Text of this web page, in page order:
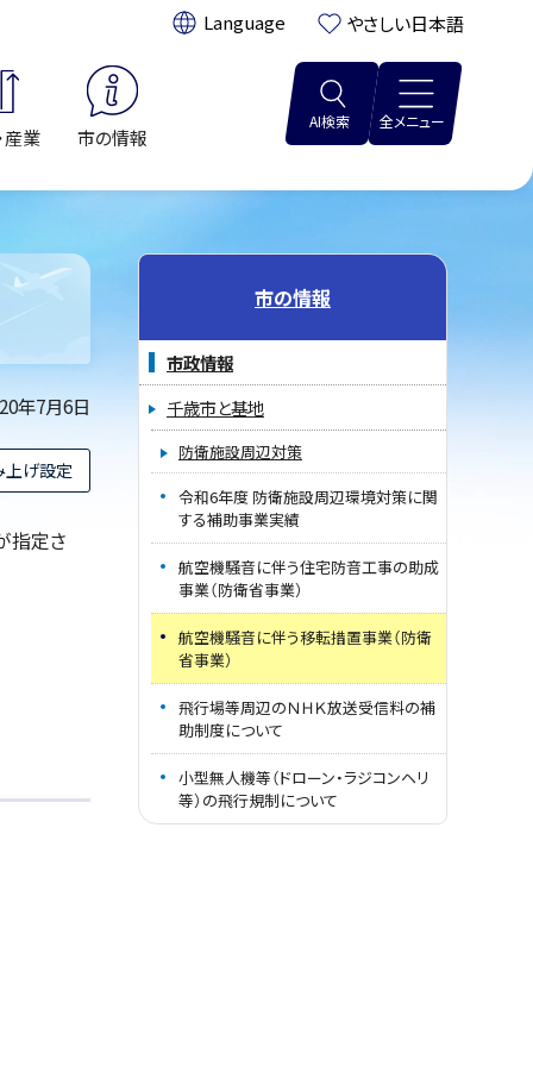
翻訳: やさしい日本語
産業 市の情報
AI検索 全メニュー
年7月6日
上げ設定
指定さ
市の情報
市政情報
千歳市と基地
防衛施設周辺対策
令和6年度 防衛施設周辺環境対策に関
する補助事業実績
航空機騒音に伴う住宅防音工事の助成
事業（防衛省事業）
航空機騒音に伴う移転措置事業（防衛
省事業）
飛行場等周辺のＮＨＫ放送受信料の補
助制度について
小型無人機等（ドローン・ラジコンヘリ
等）の飛行規制について